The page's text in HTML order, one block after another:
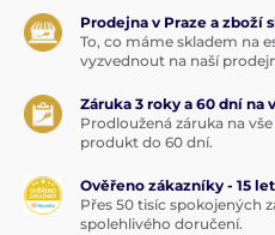
Prodejna v Praze a zboží
To, co máme skladem na
vyzvednout na naší
Záruka 3 roky a 60 dní na
Prodloužená záruka na
produkt do 60 dní.
Ověřeno zákazníky - 15
Přes 50 tisíc spokojených
spolehlivého doručení.